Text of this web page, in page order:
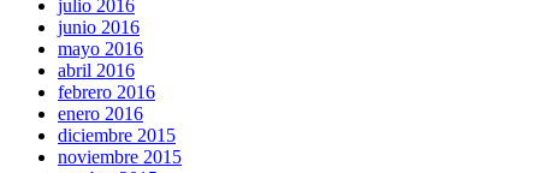
julio 2016
junio 2016
mayo 2016
abril 2016
febrero 2016
enero 2016
diciembre 2015
noviembre 2015